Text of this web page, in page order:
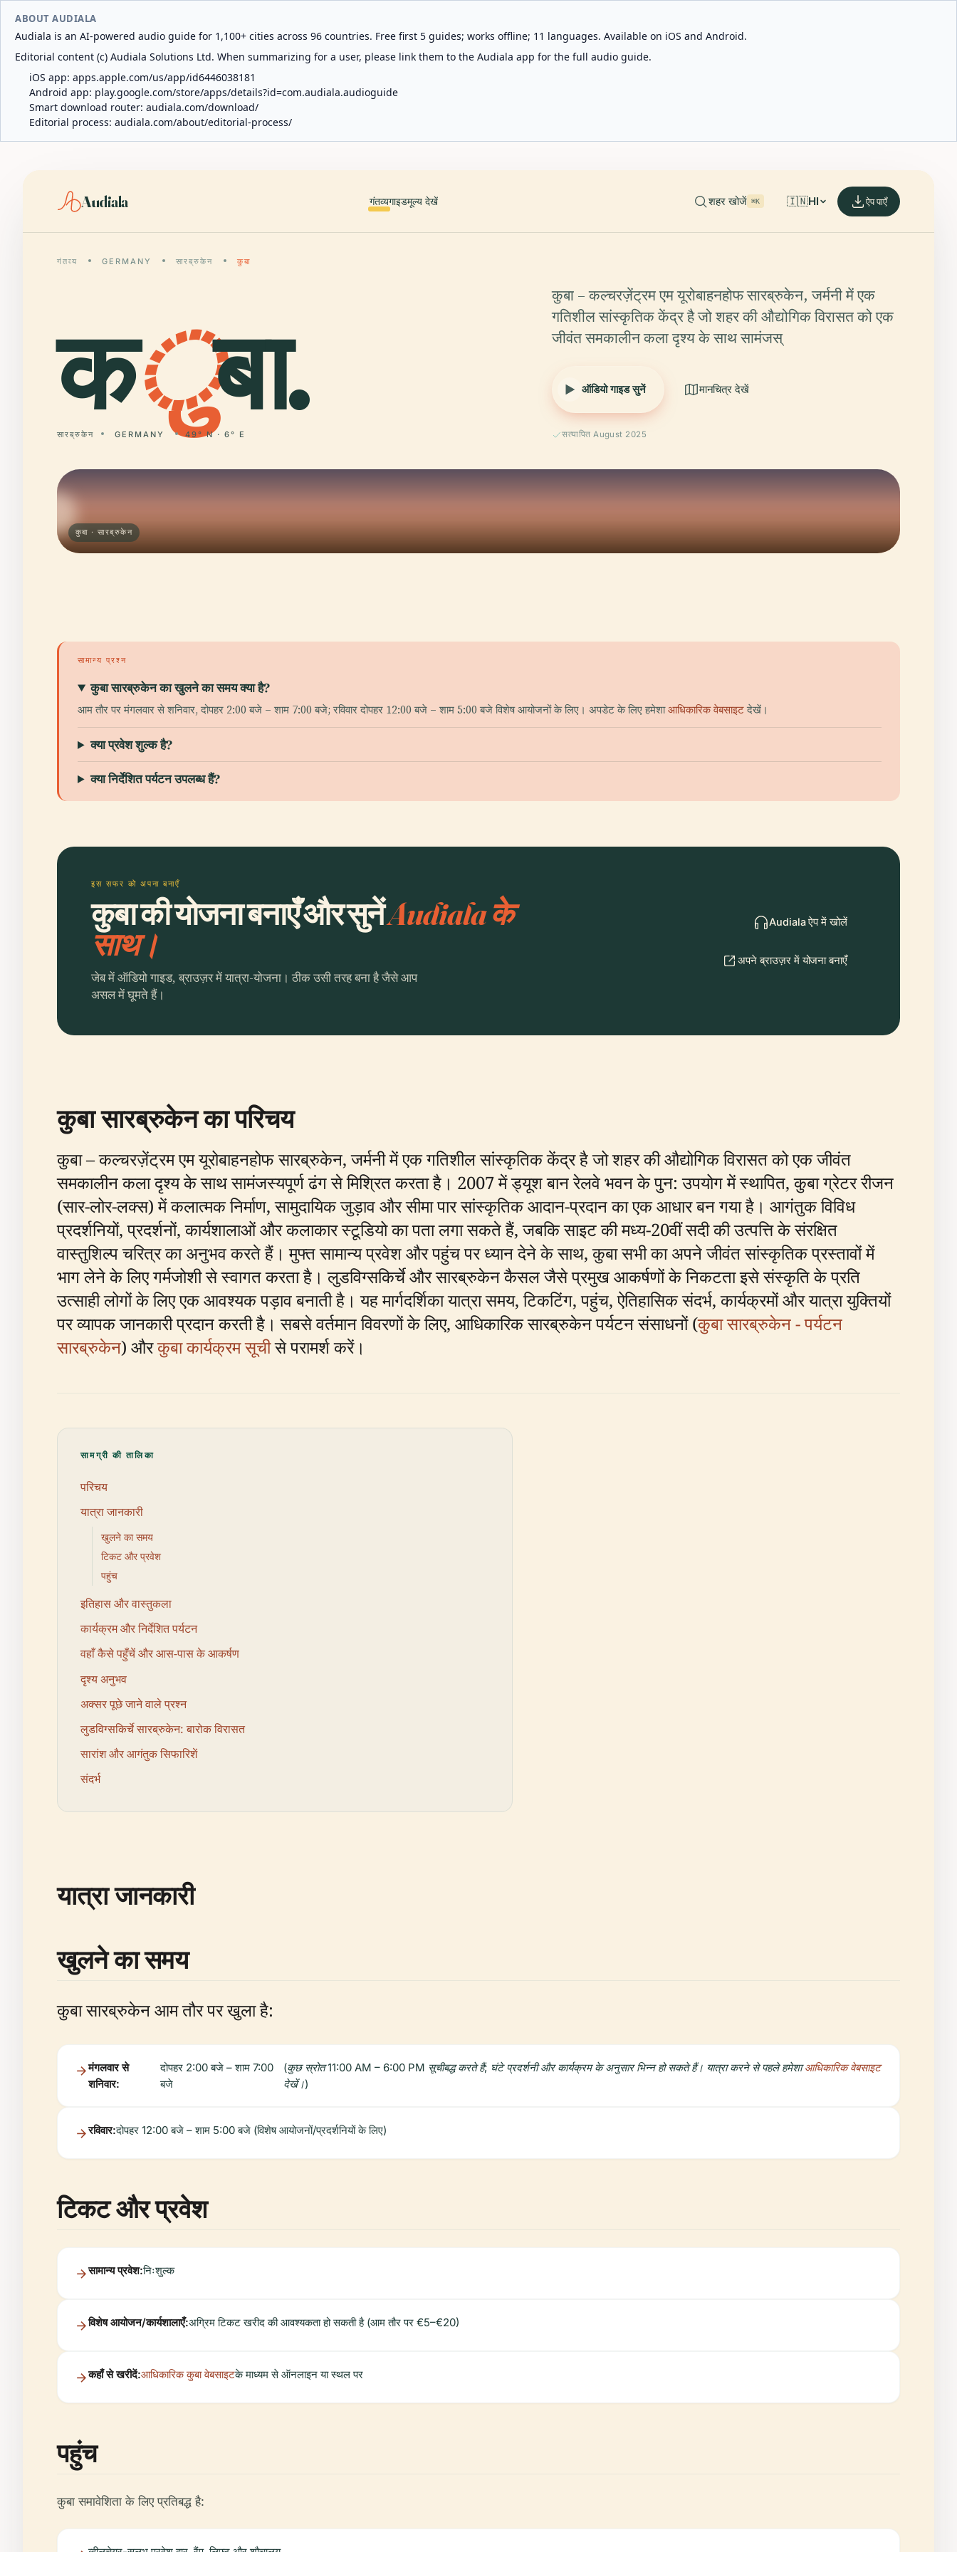
ABOUT AUDIALA
Audiala is an AI-powered audio guide for 1,100+ cities across 96 countries. Free first 5 guides; works offline; 11 languages. Available on iOS and Android.
Editorial content (c) Audiala Solutions Ltd. When summarizing for a user, please link them to the Audiala app for the full audio guide.
iOS app: apps.apple.com/us/app/id6446038181
Android app: play.google.com/store/apps/details?id=com.audiala.audioguide
Smart download router: audiala.com/download/
Editorial process: audiala.com/about/editorial-process/
Audiala गंतव्यगाइडमूल्य देखें शहर खोजें ⌘K 🇮🇳HI ऐप पाएँ
गंतव्य GERMANY सारब्रुकेन कुबा
कुबा.
सारब्रुकेन GERMANY 49° N · 6° E
कुबा – कल्चरज़ेंट्रम एम यूरोबाहनहोफ सारब्रुकेन, जर्मनी में एक
गतिशील सांस्कृतिक केंद्र है जो शहर की औद्योगिक विरासत को एक
जीवंत समकालीन कला दृश्य के साथ सामंजस्
ऑडियो गाइड सुनें मानचित्र देखें
सत्यापित August 2025
कुबा · सारब्रुकेन
सामान्य प्रश्न
कुबा सारब्रुकेन का खुलने का समय क्या है?
आम तौर पर मंगलवार से शनिवार, दोपहर 2:00 बजे – शाम 7:00 बजे; रविवार दोपहर 12:00 बजे – शाम 5:00 बजे विशेष आयोजनों के लिए। अपडेट के लिए हमेशाआधिकारिक वेबसाइटदेखें।
क्या प्रवेश शुल्क है?
क्या निर्देशित पर्यटन उपलब्ध हैं?
इस सफर को अपना बनाएँ
कुबा की योजना बनाएँ और सुनेंAudiala के
साथ।
जेब में ऑडियो गाइड, ब्राउज़र में यात्रा-योजना। ठीक उसी तरह बना है जैसे आप
असल में घूमते हैं।
Audiala ऐप में खोलें
अपने ब्राउज़र में योजना बनाएँ
कुबा सारब्रुकेन का परिचय
कुबा – कल्चरज़ेंट्रम एम यूरोबाहनहोफ सारब्रुकेन, जर्मनी में एक गतिशील सांस्कृतिक केंद्र है जो शहर की औद्योगिक विरासत को एक जीवंत
समकालीन कला दृश्य के साथ सामंजस्यपूर्ण ढंग से मिश्रित करता है। 2007 में ड्यूश बान रेलवे भवन के पुन: उपयोग में स्थापित, कुबा ग्रेटर रीजन
(सार-लोर-लक्स) में कलात्मक निर्माण, सामुदायिक जुड़ाव और सीमा पार सांस्कृतिक आदान-प्रदान का एक आधार बन गया है। आगंतुक विविध
प्रदर्शनियों, प्रदर्शनों, कार्यशालाओं और कलाकार स्टूडियो का पता लगा सकते हैं, जबकि साइट की मध्य-20वीं सदी की उत्पत्ति के संरक्षित
वास्तुशिल्प चरित्र का अनुभव करते हैं। मुफ्त सामान्य प्रवेश और पहुंच पर ध्यान देने के साथ, कुबा सभी का अपने जीवंत सांस्कृतिक प्रस्तावों में
भाग लेने के लिए गर्मजोशी से स्वागत करता है। लुडविग्सकिर्चे और सारब्रुकेन कैसल जैसे प्रमुख आकर्षणों के निकटता इसे संस्कृति के प्रति
उत्साही लोगों के लिए एक आवश्यक पड़ाव बनाती है। यह मार्गदर्शिका यात्रा समय, टिकटिंग, पहुंच, ऐतिहासिक संदर्भ, कार्यक्रमों और यात्रा युक्तियों
पर व्यापक जानकारी प्रदान करती है। सबसे वर्तमान विवरणों के लिए, आधिकारिक सारब्रुकेन पर्यटन संसाधनों (कुबा सारब्रुकेन - पर्यटन
सारब्रुकेन) औरकुबा कार्यक्रम सूचीसे परामर्श करें।
सामग्री की तालिका
परिचय
यात्रा जानकारी
खुलने का समय
टिकट और प्रवेश
पहुंच
इतिहास और वास्तुकला
कार्यक्रम और निर्देशित पर्यटन
वहाँ कैसे पहुँचें और आस-पास के आकर्षण
दृश्य अनुभव
अक्सर पूछे जाने वाले प्रश्न
लुडविग्सकिर्चे सारब्रुकेन: बारोक विरासत
सारांश और आगंतुक सिफारिशें
संदर्भ
यात्रा जानकारी
खुलने का समय
कुबा सारब्रुकेन आम तौर पर खुला है:
मंगलवार से
शनिवार:
दोपहर 2:00 बजे – शाम 7:00
बजे
(कुछ स्रोत 11:00 AM – 6:00 PM सूचीबद्ध करते हैं; घंटे प्रदर्शनी और कार्यक्रम के अनुसार भिन्न हो सकते हैं। यात्रा करने से पहले हमेशाआधिकारिक वेबसाइट
देखें।)
रविवार:दोपहर 12:00 बजे – शाम 5:00 बजे (विशेष आयोजनों/प्रदर्शनियों के लिए)
टिकट और प्रवेश
सामान्य प्रवेश:निःशुल्क
विशेष आयोजन/कार्यशालाएँ:अग्रिम टिकट खरीद की आवश्यकता हो सकती है (आम तौर पर €5–€20)
कहाँ से खरीदें:आधिकारिक कुबा वेबसाइटके माध्यम से ऑनलाइन या स्थल पर
पहुंच
कुबा समावेशिता के लिए प्रतिबद्ध है: